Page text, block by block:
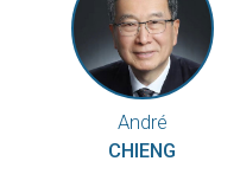
André
CHIENG